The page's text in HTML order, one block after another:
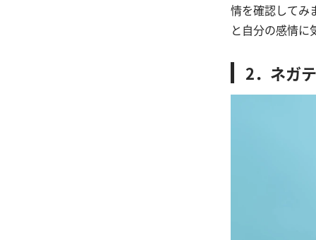
情を確認してみ
と自分の感情に
2．ネガ